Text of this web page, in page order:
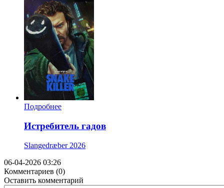
Подробнее
Истребитель гадов
Slangedræber 2026
06-04-2026 03:26
Комментариев (0)
Оставить комментарий